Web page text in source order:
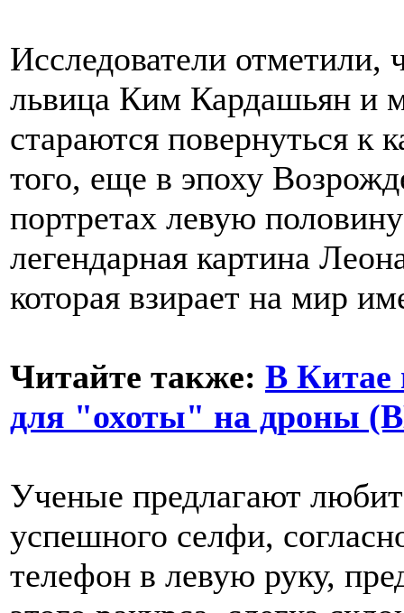
Исследователи отметили,
львица Ким Кардашьян и
стараются повернуться к
того, еще в эпоху
портретах левую
легендарная картина
которая взирает на мир
Читайте также: В Китае
для "охоты" на дроны
Ученые предлагают
успешного селфи,
телефон в левую руку,